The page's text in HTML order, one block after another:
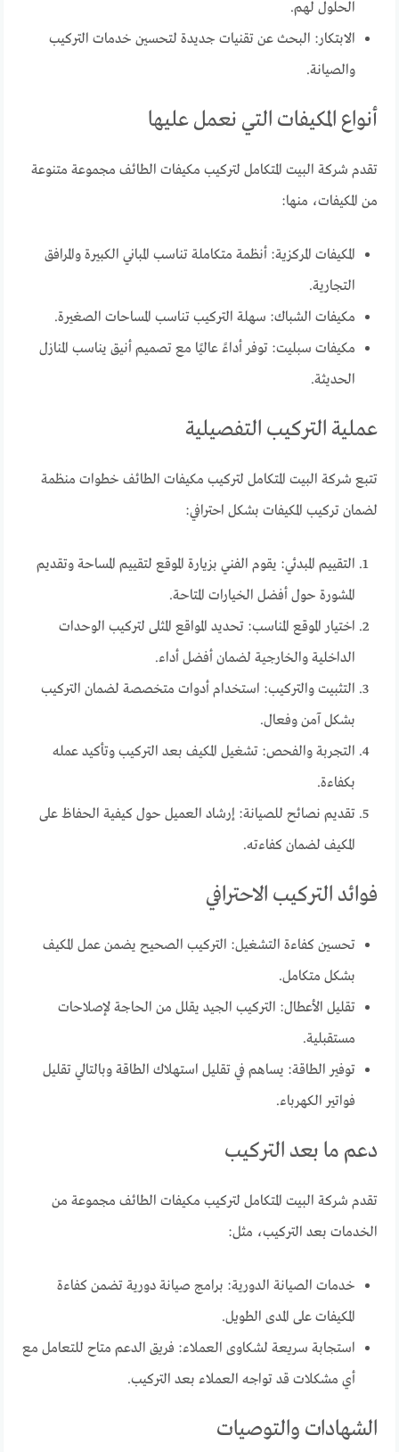
الحلول لهم.
الابتكار: البحث عن تقنيات جديدة لتحسين خدمات التركيب
والصيانة.
أنواع المكيفات التي نعمل عليها
تقدم شركة البيت المتكامل لتركيب مكيفات الطائف مجموعة متنوعة
من المكيفات، منها:
المكيفات المركزية: أنظمة متكاملة تناسب المباني الكبيرة والمرافق
التجارية.
مكيفات الشباك: سهلة التركيب تناسب المساحات الصغيرة.
مكيفات سبليت: توفر أداءً عاليًا مع تصميم أنيق يناسب المنازل
الحديثة.
عملية التركيب التفصيلية
تتبع شركة البيت المتكامل لتركيب مكيفات الطائف خطوات منظمة
لضمان تركيب المكيفات بشكل احترافي:
التقييم المبدئي: يقوم الفني بزيارة الموقع لتقييم المساحة وتقديم
المشورة حول أفضل الخيارات المتاحة.
اختيار الموقع المناسب: تحديد المواقع المثلى لتركيب الوحدات
الداخلية والخارجية لضمان أفضل أداء.
التثبيت والتركيب: استخدام أدوات متخصصة لضمان التركيب
بشكل آمن وفعال.
التجربة والفحص: تشغيل المكيف بعد التركيب وتأكيد عمله
بكفاءة.
تقديم نصائح للصيانة: إرشاد العميل حول كيفية الحفاظ على
المكيف لضمان كفاءته.
فوائد التركيب الاحترافي
تحسين كفاءة التشغيل: التركيب الصحيح يضمن عمل المكيف
بشكل متكامل.
تقليل الأعطال: التركيب الجيد يقلل من الحاجة لإصلاحات
مستقبلية.
توفير الطاقة: يساهم في تقليل استهلاك الطاقة وبالتالي تقليل
فواتير الكهرباء.
دعم ما بعد التركيب
تقدم شركة البيت المتكامل لتركيب مكيفات الطائف مجموعة من
الخدمات بعد التركيب، مثل:
خدمات الصيانة الدورية: برامج صيانة دورية تضمن كفاءة
المكيفات على المدى الطويل.
استجابة سريعة لشكاوى العملاء: فريق الدعم متاح للتعامل مع
أي مشكلات قد تواجه العملاء بعد التركيب.
الشهادات والتوصيات